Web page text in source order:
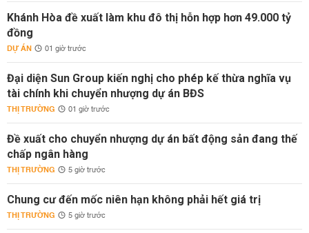
Khánh Hòa đề xuất làm khu đô thị hỗn hợp hơn 49.000 tỷ
đồng
DỰ ÁN 01 giờ trước
Đại diện Sun Group kiến nghị cho phép kế thừa nghĩa vụ
tài chính khi chuyển nhượng dự án BĐS
THỊ TRƯỜNG 01 giờ trước
Đề xuất cho chuyển nhượng dự án bất động sản đang thế
chấp ngân hàng
THỊ TRƯỜNG 5 giờ trước
Chung cư đến mốc niên hạn không phải hết giá trị
THỊ TRƯỜNG 5 giờ trước